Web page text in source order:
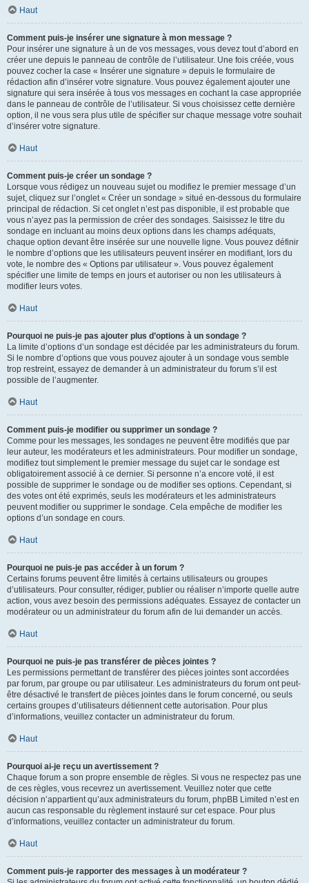
Haut
Comment puis-je insérer une signature à mon message ?
Pour insérer une signature à un de vos messages, vous devez tout d’abord en
créer une depuis le panneau de contrôle de l’utilisateur. Une fois créée, vous
pouvez cocher la case « Insérer une signature » depuis le formulaire de
rédaction afin d’insérer votre signature. Vous pouvez également ajouter une
signature qui sera insérée à tous vos messages en cochant la case appropriée
dans le panneau de contrôle de l’utilisateur. Si vous choisissez cette dernière
option, il ne vous sera plus utile de spécifier sur chaque message votre souhait
d’insérer votre signature.
Haut
Comment puis-je créer un sondage ?
Lorsque vous rédigez un nouveau sujet ou modifiez le premier message d’un
sujet, cliquez sur l’onglet « Créer un sondage » situé en-dessous du formulaire
principal de rédaction. Si cet onglet n’est pas disponible, il est probable que
vous n’ayez pas la permission de créer des sondages. Saisissez le titre du
sondage en incluant au moins deux options dans les champs adéquats,
chaque option devant être insérée sur une nouvelle ligne. Vous pouvez définir
le nombre d’options que les utilisateurs peuvent insérer en modifiant, lors du
vote, le nombre des « Options par utilisateur ». Vous pouvez également
spécifier une limite de temps en jours et autoriser ou non les utilisateurs à
modifier leurs votes.
Haut
Pourquoi ne puis-je pas ajouter plus d’options à un sondage ?
La limite d’options d’un sondage est décidée par les administrateurs du forum.
Si le nombre d’options que vous pouvez ajouter à un sondage vous semble
trop restreint, essayez de demander à un administrateur du forum s’il est
possible de l’augmenter.
Haut
Comment puis-je modifier ou supprimer un sondage ?
Comme pour les messages, les sondages ne peuvent être modifiés que par
leur auteur, les modérateurs et les administrateurs. Pour modifier un sondage,
modifiez tout simplement le premier message du sujet car le sondage est
obligatoirement associé à ce dernier. Si personne n’a encore voté, il est
possible de supprimer le sondage ou de modifier ses options. Cependant, si
des votes ont été exprimés, seuls les modérateurs et les administrateurs
peuvent modifier ou supprimer le sondage. Cela empêche de modifier les
options d’un sondage en cours.
Haut
Pourquoi ne puis-je pas accéder à un forum ?
Certains forums peuvent être limités à certains utilisateurs ou groupes
d’utilisateurs. Pour consulter, rédiger, publier ou réaliser n’importe quelle autre
action, vous avez besoin des permissions adéquates. Essayez de contacter un
modérateur ou un administrateur du forum afin de lui demander un accès.
Haut
Pourquoi ne puis-je pas transférer de pièces jointes ?
Les permissions permettant de transférer des pièces jointes sont accordées
par forum, par groupe ou par utilisateur. Les administrateurs du forum ont peut-
être désactivé le transfert de pièces jointes dans le forum concerné, ou seuls
certains groupes d’utilisateurs détiennent cette autorisation. Pour plus
d’informations, veuillez contacter un administrateur du forum.
Haut
Pourquoi ai-je reçu un avertissement ?
Chaque forum a son propre ensemble de règles. Si vous ne respectez pas une
de ces règles, vous recevrez un avertissement. Veuillez noter que cette
décision n’appartient qu’aux administrateurs du forum, phpBB Limited n’est en
aucun cas responsable du règlement instauré sur cet espace. Pour plus
d’informations, veuillez contacter un administrateur du forum.
Haut
Comment puis-je rapporter des messages à un modérateur ?